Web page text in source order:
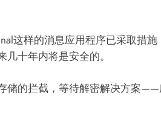
这样的消息应用程序已采取措施
十年内将是安全的。
储的拦截，等待解密解决方案——